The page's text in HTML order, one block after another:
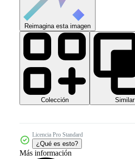
Reimagina esta imagen
Colección Similar
Licencia Pro Standard
¿Qué es esto?
Más información